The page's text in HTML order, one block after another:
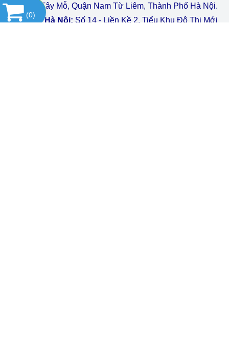
Phường Tây Mỗ, Quận Nam Từ Liêm, Thành Phố Hà Nội.
VPGD tại Hà Nội: Số 14 - Liền Kề 2, Tiểu Khu Đô Thị Mới
(0)